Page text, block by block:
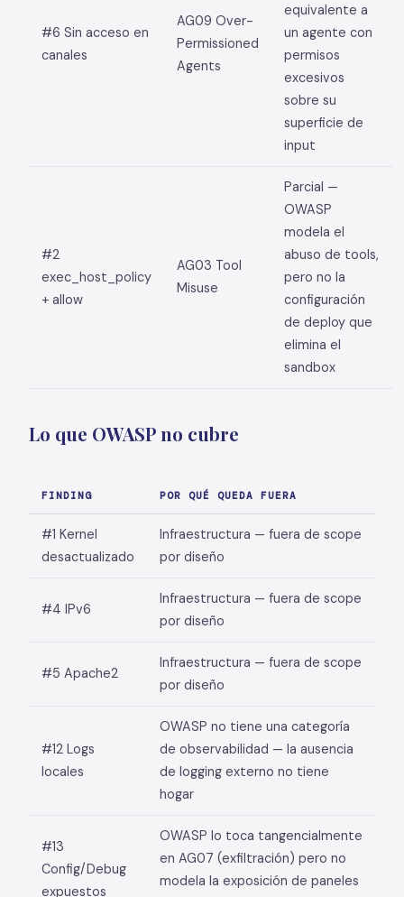
#6 Sin acceso en
canales
AG09 Over-
Permissioned
Agents
equivalente a
un agente con
permisos
excesivos
sobre su
superficie de
input
#2
exec_host_policy
+ allow
AG03 Tool
Misuse
Parcial —
OWASP
modela el
abuso de tools,
pero no la
configuración
de deploy que
elimina el
sandbox
Lo que OWASP no cubre
FINDING POR QUÉ QUEDA FUERA
#1 Kernel
desactualizado
Infraestructura — fuera de scope
por diseño
#4 IPv6
Infraestructura — fuera de scope
por diseño
#5 Apache2
Infraestructura — fuera de scope
por diseño
#12 Logs
locales
OWASP no tiene una categoría
de observabilidad — la ausencia
de logging externo no tiene
hogar
#13
Config/Debug
expuestos
OWASP lo toca tangencialmente
en AG07 (exfiltración) pero no
modela la exposición de paneles